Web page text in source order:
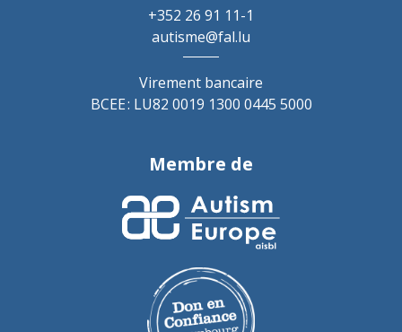
+352 26 91 11-1
autisme@fal.lu
Virement bancaire
BCEE : LU82 0019 1300 0445 5000
Membre de